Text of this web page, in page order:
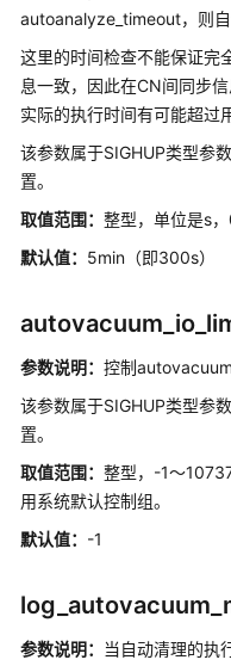
（集
中
式
_V2.0-
8.x）
开
指
（分
式
3.x）
指
南
（集
_V2.0-
3.x）
autoanalyze_timeout，则
这里的时间检查不能保证完
息一致，因此在CN间同步
实际的执行时间有可能超过
该参数属于SIGHUP类型参
置。
取值范围： 整型，单位是s
默认值： 5min（即300s）
参数说明： 控制
该参数属于SIGHUP类型参
置。
取值范围： 整型，-1～
用系统默认控制组。
默认值： -1
参数说明： 当自动清理的执